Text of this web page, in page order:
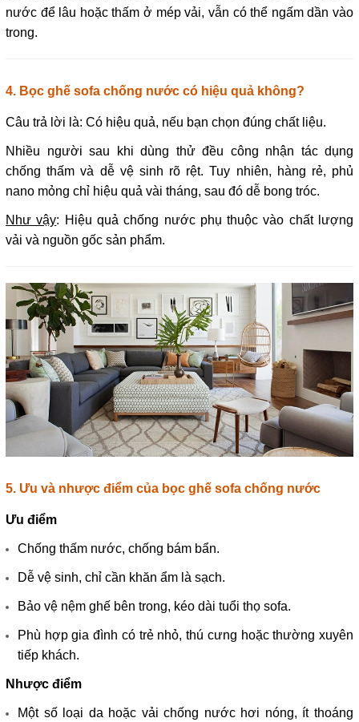
nước để lâu hoặc thấm ở mép vải, vẫn có thể ngấm dần vào
trong.
4. Bọc ghế sofa chống nước có hiệu quả không?
Câu trả lời là: Có hiệu quả, nếu bạn chọn đúng chất liệu.
Nhiều người sau khi dùng thử đều công nhận tác dụng
chống thấm và dễ vệ sinh rõ rệt. Tuy nhiên, hàng rẻ, phủ
nano mỏng chỉ hiệu quả vài tháng, sau đó dễ bong tróc.
Như vậy: Hiệu quả chống nước phụ thuộc vào chất lượng
vải và nguồn gốc sản phẩm.
5. Ưu và nhược điểm của bọc ghế sofa chống nước
Ưu điểm
Chống thấm nước, chống bám bẩn.
Dễ vệ sinh, chỉ cần khăn ẩm là sạch.
Bảo vệ nệm ghế bên trong, kéo dài tuổi thọ sofa.
Phù hợp gia đình có trẻ nhỏ, thú cưng hoặc thường xuyên
tiếp khách.
Nhược điểm
Một số loại da hoặc vải chống nước hơi nóng, ít thoáng